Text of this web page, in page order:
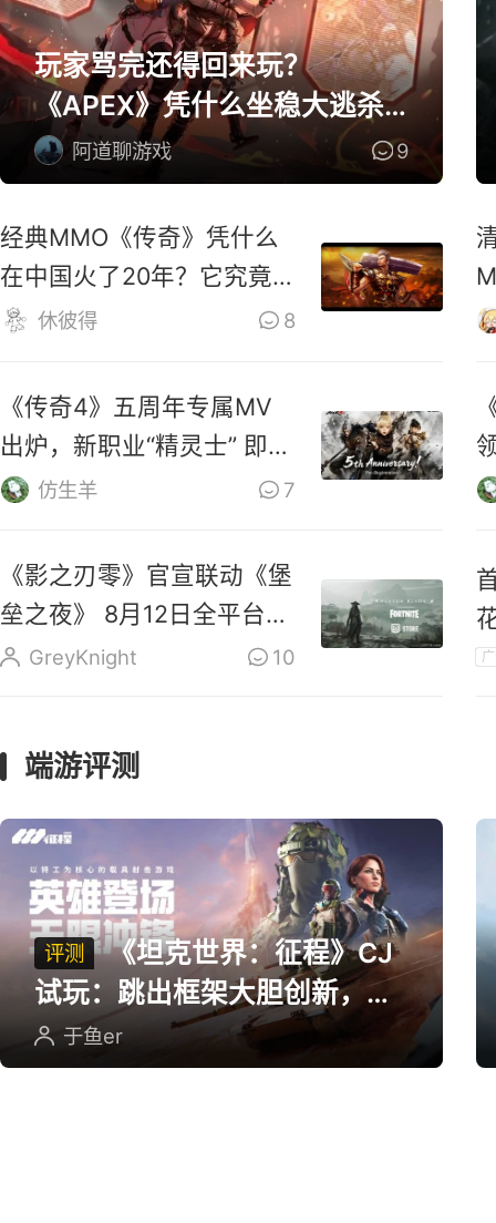
玩家骂完还得回来玩？
《APEX》凭什么坐稳大逃杀
第一桌？
阿道聊游戏 9
经典MMO《传奇》凭什么
在中国火了20年？它究竟
好玩在哪？
休彼得 8
《传奇4》五周年专属MV
出炉，新职业“精灵士” 即将
上线仿生羊 7
《影之刃零》官宣联动《堡
垒之夜》 8月12日全平台预
售 GreyKnight 10
端游评测
评测
《坦克世界：征程》CJ
试玩：跳出框架大胆创新，用
英雄射击重塑坦克对战
于鱼er